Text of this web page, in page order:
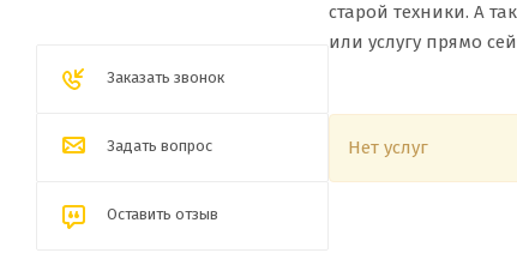
старой техники. А
или услугу прямо
Нет услуг
Заказать звонок
Задать вопрос
Оставить отзыв